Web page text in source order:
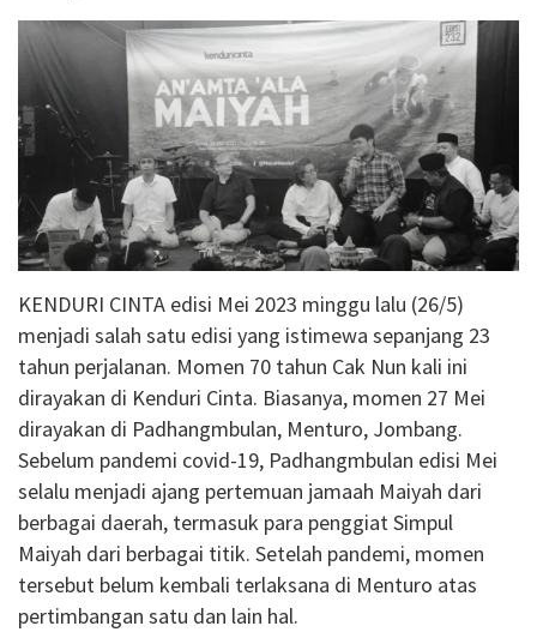
KENDURI CINTA edisi Mei 2023 minggu lalu (26/5)
menjadi salah satu edisi yang istimewa sepanjang 23
tahun perjalanan. Momen 70 tahun Cak Nun kali ini
dirayakan di Kenduri Cinta. Biasanya, momen 27 Mei
dirayakan di Padhangmbulan, Menturo, Jombang.
Sebelum pandemi covid-19, Padhangmbulan edisi Mei
selalu menjadi ajang pertemuan jamaah Maiyah dari
berbagai daerah, termasuk para penggiat Simpul
Maiyah dari berbagai titik. Setelah pandemi, momen
tersebut belum kembali terlaksana di Menturo atas
pertimbangan satu dan lain hal.